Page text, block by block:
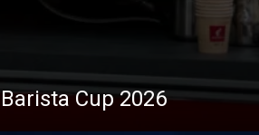
Cup 2026